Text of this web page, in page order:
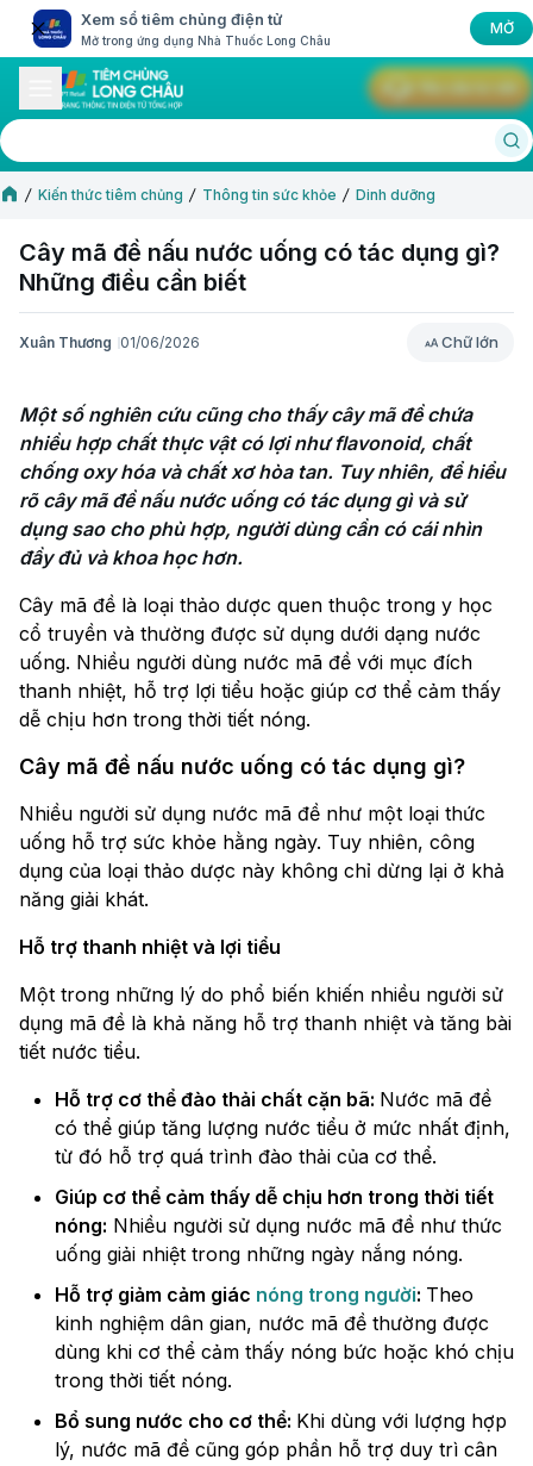
Xem sổ tiêm chủng điện tử
Mở trong ứng dụng Nhà Thuốc Long Châu
MỞ
Kiến thức tiêm chủng Thông tin sức khỏe Dinh dưỡng
Cây mã đề nấu nước uống có tác dụng gì?
Những điều cần biết
Xuân Thương 01/06/2026 Chữ lớn
Chữ lớn
Một số nghiên cứu cũng cho thấy cây mã đề chứa
nhiều hợp chất thực vật có lợi như flavonoid, chất
chống oxy hóa và chất xơ hòa tan. Tuy nhiên, để hiểu
rõ cây mã đề nấu nước uống có tác dụng gì và sử
dụng sao cho phù hợp, người dùng cần có cái nhìn
đầy đủ và khoa học hơn.
Cây mã đề là loại thảo dược quen thuộc trong y học
cổ truyền và thường được sử dụng dưới dạng nước
uống. Nhiều người dùng nước mã đề với mục đích
thanh nhiệt, hỗ trợ lợi tiểu hoặc giúp cơ thể cảm thấy
dễ chịu hơn trong thời tiết nóng.
Cây mã đề nấu nước uống có tác dụng gì?
Nhiều người sử dụng nước mã đề như một loại thức
uống hỗ trợ sức khỏe hằng ngày. Tuy nhiên, công
dụng của loại thảo dược này không chỉ dừng lại ở khả
năng giải khát.
Hỗ trợ thanh nhiệt và lợi tiểu
Một trong những lý do phổ biến khiến nhiều người sử
dụng mã đề là khả năng hỗ trợ thanh nhiệt và tăng bài
tiết nước tiểu.
Hỗ trợ cơ thể đào thải chất cặn bã: Nước mã đề
có thể giúp tăng lượng nước tiểu ở mức nhất định,
từ đó hỗ trợ quá trình đào thải của cơ thể.
Giúp cơ thể cảm thấy dễ chịu hơn trong thời tiết
nóng: Nhiều người sử dụng nước mã đề như thức
uống giải nhiệt trong những ngày nắng nóng.
Hỗ trợ giảm cảm giác nóng trong người: Theo
kinh nghiệm dân gian, nước mã đề thường được
dùng khi cơ thể cảm thấy nóng bức hoặc khó chịu
trong thời tiết nóng.
Bổ sung nước cho cơ thể: Khi dùng với lượng hợp
lý, nước mã đề cũng góp phần hỗ trợ duy trì cân